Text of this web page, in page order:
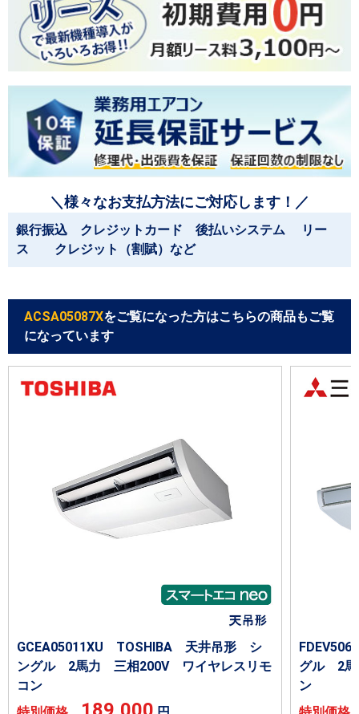
＼様々なお支払方法にご対応します！／
銀行振込 クレジットカード 後払いシステム リー
ス クレジット（割賦）など
ACSA05087Xをご覧になった方はこちらの商品もご覧
になっています
GCEA05011XU TOSHIBA 天井吊形 シ
ングル 2馬力 三相200V ワイヤレスリモ
コン
グル 2馬
ン